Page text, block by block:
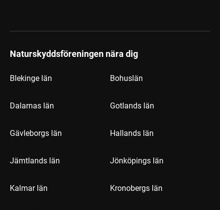
Naturskyddsföreningen nära dig
Blekinge län Bohuslän
Dalarnas län Gotlands län
Gävleborgs län Hallands län
Jämtlands län Jönköpings län
Kalmar län Kronobergs län